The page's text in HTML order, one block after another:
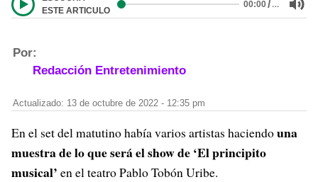
ESTE ARTICULO
00:00/…
Por:
Redacción Entretenimiento
Actualizado: 13 de octubre de 2022 - 12:35 pm
En el set del matutino había varios artistas haciendouna
muestra de lo que será el show de ‘El principito
musical’ en el teatro Pablo Tobón Uribe.